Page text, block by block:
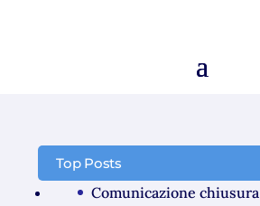
Top Posts
Comunicazione